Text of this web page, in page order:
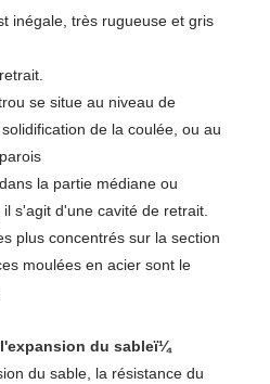
inégale, très rugueuse et gris
se situe au niveau de
de la coulée, ou au
la partie médiane ou
s'agit d'une cavité de retrait.
plus concentrés sur la section
moulées en acier sont le
du sableï¼
du sable, la résistance du